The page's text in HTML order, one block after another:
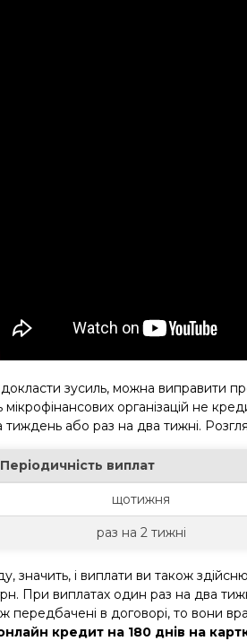
зусиль, можна виправити
мікрофінансових організацій не
тиждень або раз на два тижні.
Періодичність виплат
щотижня
раз на 2 тижні
і виплати ви також
При виплатах один раз на два
передбачені в договорі, то вони
кредит на 180 днів на